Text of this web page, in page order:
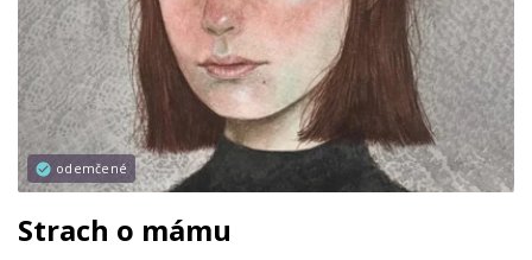
odemčené
Strach o mámu